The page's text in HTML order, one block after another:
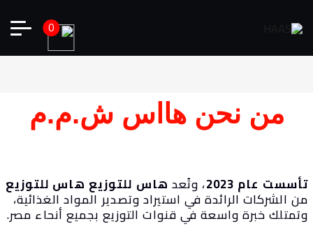
من نحن هااس ش.م.م
عام 2023 ، وتُعدهاس للتوزيع هاس للتوزيع
الشركات الرائدة في استيراد وتصدير المواد الغذائية،
خبرة واسعة في قنوات التوزيع بجميع أنحاء مصر.
0